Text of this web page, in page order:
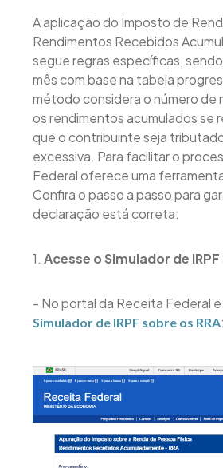
A aplicação do Imposto de
Rendimentos Recebidos
segue regras específicas,
mês com base na tabela
método considera o número de
os rendimentos acumulados se
que o contribuinte seja
excessiva. Para facilitar o
Federal oferece uma
Confira o passo a passo para
declaração está correta:
1. Acesse o Simulador de IRPF
- No portal da Receita Federal
Simulador de IRPF sobre os RRA: